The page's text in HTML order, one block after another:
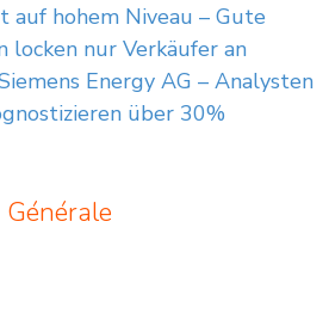
auf hohem Niveau – Gute
locken nur Verkäufer an
Energy AG – Analysten
über 30%